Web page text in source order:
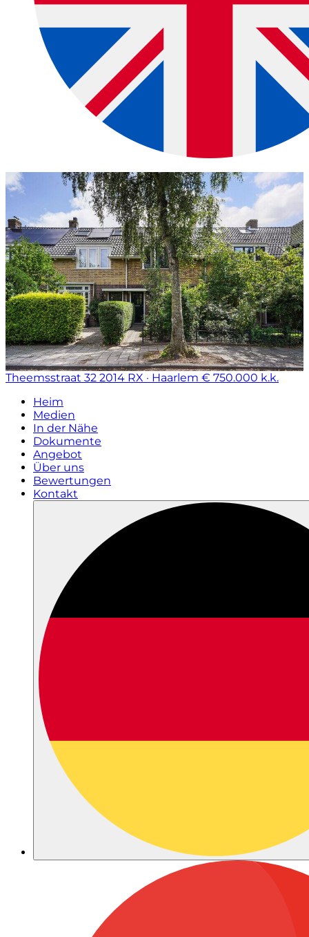
Theemsstraat 32 2014 RX · Haarlem € 750.000 k.k.
Heim
Medien
In der Nähe
Dokumente
Angebot
Über uns
Bewertungen
Kontakt